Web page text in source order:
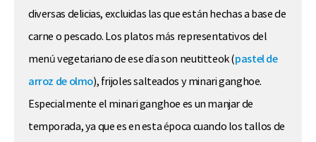
diversas delicias, excluidas las que están hechas a base de
carne o pescado. Los platos más representativos del
menú vegetariano de ese día son neutitteok (pastel de
arroz de olmo), frijoles salteados y minari ganghoe.
Especialmente el minari ganghoe es un manjar de
temporada, ya que es en esta época cuando los tallos de